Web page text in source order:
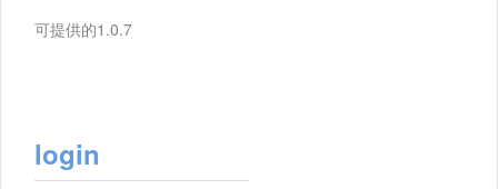
可提供的1.0.7
login